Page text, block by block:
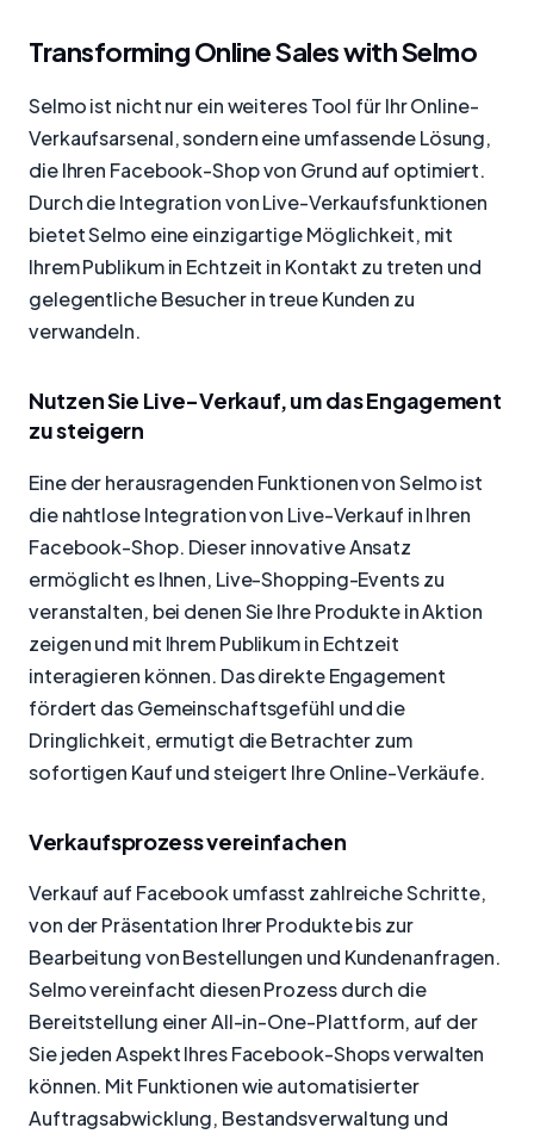
Transforming Online Sales with Selmo
Selmo ist nicht nur ein weiteres Tool für Ihr Online-
Verkaufsarsenal, sondern eine umfassende Lösung,
die Ihren Facebook-Shop von Grund auf optimiert.
Durch die Integration von Live-Verkaufsfunktionen
bietet Selmo eine einzigartige Möglichkeit, mit
Ihrem Publikum in Echtzeit in Kontakt zu treten und
gelegentliche Besucher in treue Kunden zu
verwandeln.
Nutzen Sie Live-Verkauf, um das Engagement
zu steigern
Eine der herausragenden Funktionen von Selmo ist
die nahtlose Integration von Live-Verkauf in Ihren
Facebook-Shop. Dieser innovative Ansatz
ermöglicht es Ihnen, Live-Shopping-Events zu
veranstalten, bei denen Sie Ihre Produkte in Aktion
zeigen und mit Ihrem Publikum in Echtzeit
interagieren können. Das direkte Engagement
fördert das Gemeinschaftsgefühl und die
Dringlichkeit, ermutigt die Betrachter zum
sofortigen Kauf und steigert Ihre Online-Verkäufe.
Verkaufsprozess vereinfachen
Verkauf auf Facebook umfasst zahlreiche Schritte,
von der Präsentation Ihrer Produkte bis zur
Bearbeitung von Bestellungen und Kundenanfragen.
Selmo vereinfacht diesen Prozess durch die
Bereitstellung einer All-in-One-Plattform, auf der
Sie jeden Aspekt Ihres Facebook-Shops verwalten
können. Mit Funktionen wie automatisierter
Auftragsabwicklung, Bestandsverwaltung und